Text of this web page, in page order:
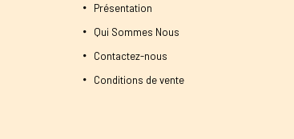
Présentation
Qui Sommes Nous
Contactez-nous
Conditions de vente